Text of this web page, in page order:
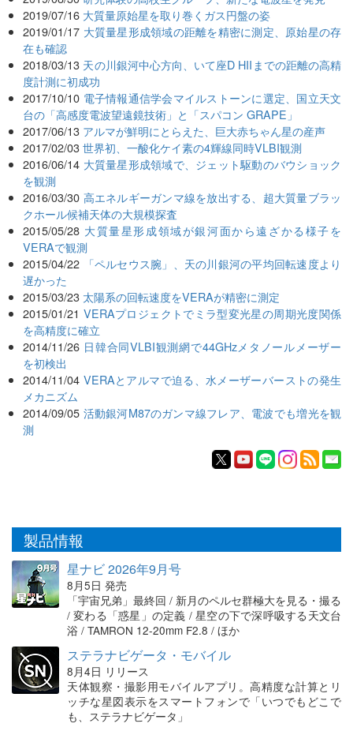
2019/07/16 大質量原始星を取り巻くガス円盤の姿
2019/01/17 大質量星形成領域の距離を精密に測定、原始星の存
在も確認
2018/03/13 天の川銀河中心方向、いて座D HIIまでの距離の高精
度計測に初成功
2017/10/10 電子情報通信学会マイルストーンに選定、国立天文
台の「高感度電波望遠鏡技術」と「スパコン GRAPE」
2017/06/13 アルマが鮮明にとらえた、巨大赤ちゃん星の産声
2017/02/03 世界初、一酸化ケイ素の4輝線同時VLBI観測
2016/06/14 大質量星形成領域で、ジェット駆動のバウショック
を観測
2016/03/30 高エネルギーガンマ線を放出する、超大質量ブラッ
クホール候補天体の大規模探査
2015/05/28 大質量星形成領域が銀河面から遠ざかる様子を
VERAで観測
2015/04/22
「ペルセウス腕」、天の川銀河の平均回転速度より
遅かった
2015/03/23 太陽系の回転速度をVERAが精密に測定
2015/01/21 VERAプロジェクトでミラ型変光星の周期光度関係
を高精度に確立
2014/11/26 日韓合同VLBI観測網で44GHzメタノールメーザー
を初検出
2014/11/04 VERAとアルマで迫る、水メーザーバーストの発生
メカニズム
2014/09/05 活動銀河M87のガンマ線フレア、電波でも増光を観
測
製品情報
星ナビ 2026年9月号
8月5日 発売
「宇宙兄弟」最終回 / 新月のペルセ群極大を見る・撮る
/ 変わる「惑星」の定義 / 星空の下で深呼吸する天文台
浴 / TAMRON 12-20mm F2.8 / ほか
ステラナビゲータ・モバイル
8月4日 リリース
天体観察・撮影用モバイルアプリ。高精度な計算とリ
ッチな星図表示をスマートフォンで「いつでもどこで
も、ステラナビゲータ」